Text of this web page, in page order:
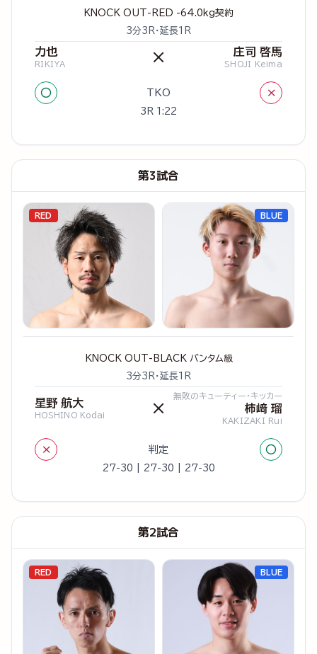
KNOCK OUT-RED -64.0kg契約
3分3R・延長1R
力也
RIKIYA × 庄司 啓馬
SHOJI Keima
○ TKO ×
3R 1:22
第3試合
RED
KNOCK OUT-BLACK バンタム級
3分3R・延長1R
星野 航大
HOSHINO Kodai ×
無敗のキューティー・キッカー
柿﨑 瑠
KAKIZAKI Rui
× 判定 ○
27-30 | 27-30 | 27-30
BLUE
第2試合
RED BLUE